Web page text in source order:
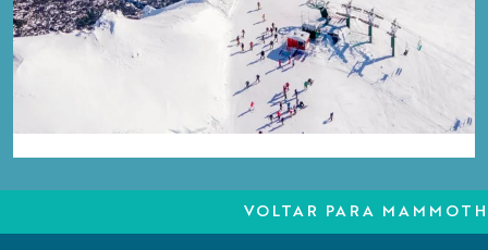
VOLTAR PARA MAMMOTH